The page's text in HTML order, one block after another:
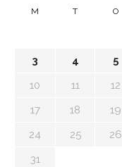
M T O
3
4 5
10
11 12
17
18 19
24
25 26
31